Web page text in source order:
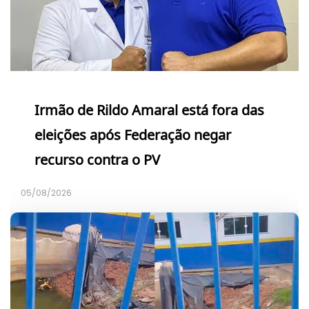
Irmão de Rildo Amaral está fora das
eleições após Federação negar
recurso contra o PV
05/08/2026